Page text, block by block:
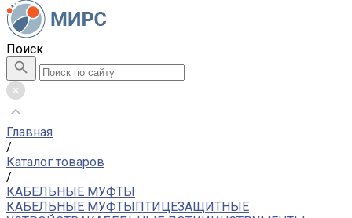
Поиск
Главная
/
Каталог товаров
/
КАБЕЛЬНЫЕ МУФТЫ
КАБЕЛЬНЫЕ МУФТЫПТИЦЕЗАЩИТНЫЕ